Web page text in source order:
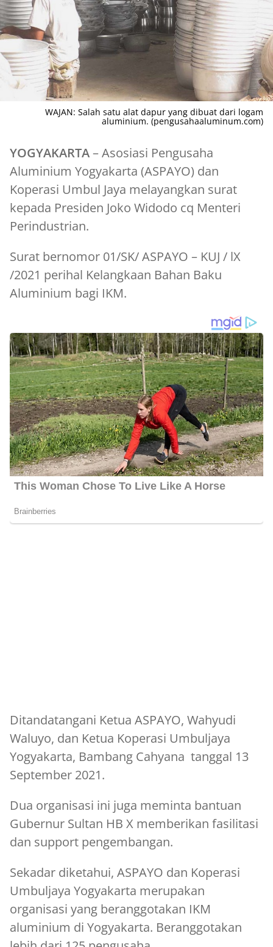
WAJAN: Salah satu alat dapur yang dibuat dari logam
aluminium. (pengusahaaluminum.com)
YOGYAKARTA– Asosiasi Pengusaha
Aluminium Yogyakarta (ASPAYO) dan
Koperasi Umbul Jaya melayangkan surat
kepada Presiden Joko Widodo cq Menteri
Perindustrian.
Surat bernomor 01/SK/ ASPAYO – KUJ / lX
/2021 perihal Kelangkaan Bahan Baku
Aluminium bagi IKM.
Ditandatangani Ketua ASPAYO, Wahyudi
Waluyo, dan Ketua Koperasi Umbuljaya
Yogyakarta, Bambang Cahyana tanggal 13
September 2021.
Dua organisasi ini juga meminta bantuan
Gubernur Sultan HB X memberikan fasilitasi
dan support pengembangan.
Sekadar diketahui, ASPAYO dan Koperasi
Umbuljaya Yogyakarta merupakan
organisasi yang beranggotakan IKM
aluminium di Yogyakarta. Beranggotakan